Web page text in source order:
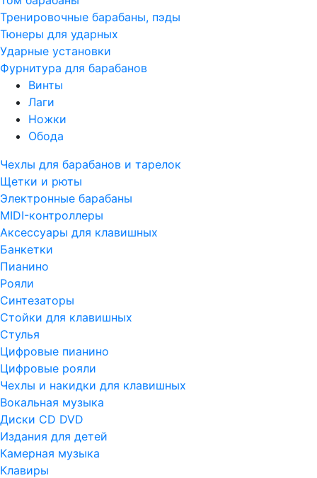
Тренировочные барабаны, пэды
Тюнеры для ударных
Ударные установки
Фурнитура для барабанов
Винты
Лаги
Ножки
Обода
Чехлы для барабанов и тарелок
Щетки и рюты
Электронные барабаны
MIDI-контроллеры
Аксессуары для клавишных
Банкетки
Пианино
Рояли
Синтезаторы
Стойки для клавишных
Стулья
Цифровые пианино
Цифровые рояли
Чехлы и накидки для клавишных
Вокальная музыка
Диски CD DVD
Издания для детей
Камерная музыка
Клавиры